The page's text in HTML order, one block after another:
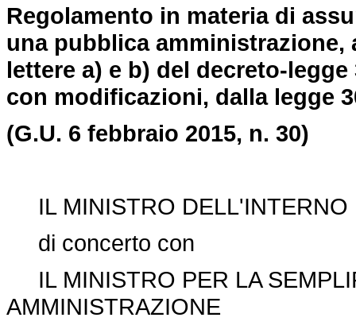
Regolamento in materia di
una pubblica
lettere a) e b) del decreto-
con modificazioni, dalla legge
(G.U. 6 febbraio 2015, n. 30)
IL MINISTRO DELL'INTERNO
di concerto con
IL MINISTRO PER LA
AMMINISTRAZIONE